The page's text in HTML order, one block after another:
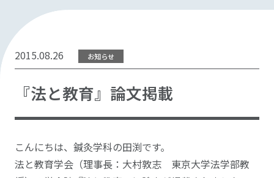
2015.08.26 お知らせ
『法と教育』論文掲載
こんにちは、鍼灸学科の田渕です。
法と教育学会（理事長：大村敦志 東京大学法学部教